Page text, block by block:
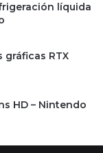
líquida
gráficas RTX
HD – Nintendo